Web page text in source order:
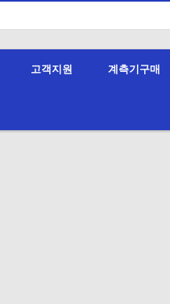
변색
고객지원 계측기구매